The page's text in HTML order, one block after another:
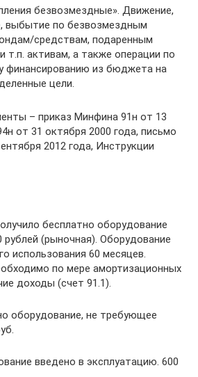
безвозмездные». Движение,
выбытие по безвозмездным
средствам, подаренным
т.п. активам, а также операции по
из бюджета на
цели.
– приказ Минфина 91н от 13
от 31 октября 2000 года, письмо
2012 года, Инструкции
бесплатно оборудование
(рыночная). Оборудование
использования 60 месяцев.
по мере амортизационных
доходы (счет 91.1).
оборудование, не требующее
введено в эксплуатацию. 600